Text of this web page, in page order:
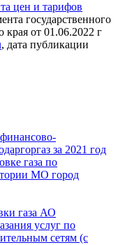
цен и тарифов
государственного
края от 01.06.2022 г
, дата публикации
за 2021 год
газа по
МО город
газа АО
услуг по
сетям (с